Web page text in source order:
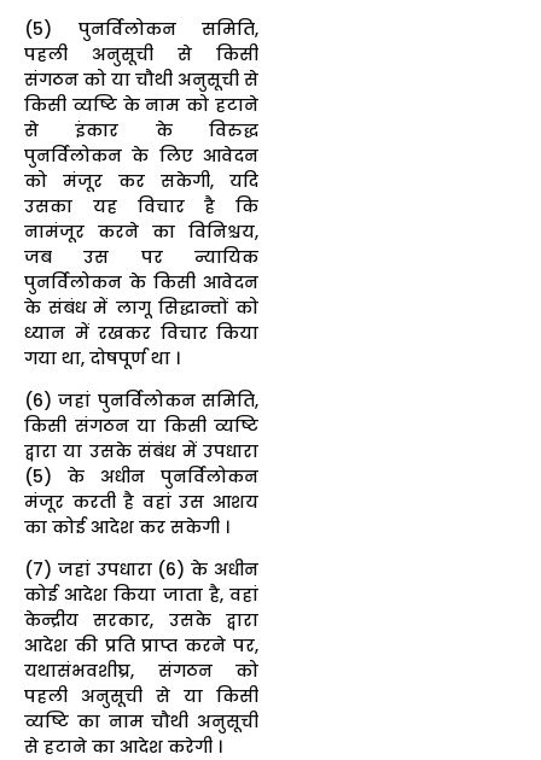
(5) पुनर्विलोकन समिति,
पहली अनुसूची से किसी
संगठन को या चौथी अनुसूची से
किसी व्यष्टि के नाम को हटाने
से इंकार के विरुद्ध
पुनर्विलोकन के लिए आवेदन
को मंजूर कर सकेगी, यदि
उसका यह विचार है कि
नामंजूर करने का विनिश्चय,
जब उस पर न्यायिक
पुनर्विलोकन के किसी आवेदन
के संबंध में लागू सिद्धान्तों को
ध्यान में रखकर विचार किया
गया था, दोषपूर्ण था ।
(6) जहां पुनर्विलोकन समिति,
किसी संगठन या किसी व्यष्टि
द्वारा या उसके संबंध में उपधारा
(5) के अधीन पुनर्विलोकन
मंजूर करती है वहां उस आशय
का कोई आदेश कर सकेगी ।
(7) जहां उपधारा (6) के अधीन
कोई आदेश किया जाता है, वहां
केन्द्रीय सरकार, उसके द्वारा
आदेश की प्रति प्राप्त करने पर,
यथासंभवशीघ्र, संगठन को
पहली अनुसूची से या किसी
व्यष्टि का नाम चौथी अनुसूची
से हटाने का आदेश करेगी ।